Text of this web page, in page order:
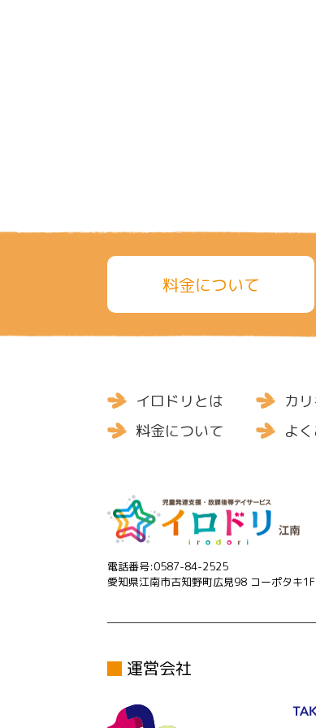
料金について
イロドリとは カ
料金について
よ
電話番号:0587-84-2525
愛知県江南市古知野町広見98 コーポタキ1F
運営会社